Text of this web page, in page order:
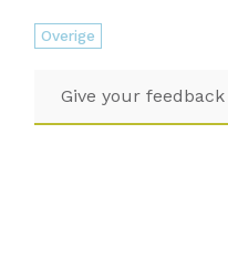
Overige
Give your feedback